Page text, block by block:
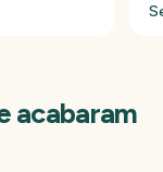
acabaram